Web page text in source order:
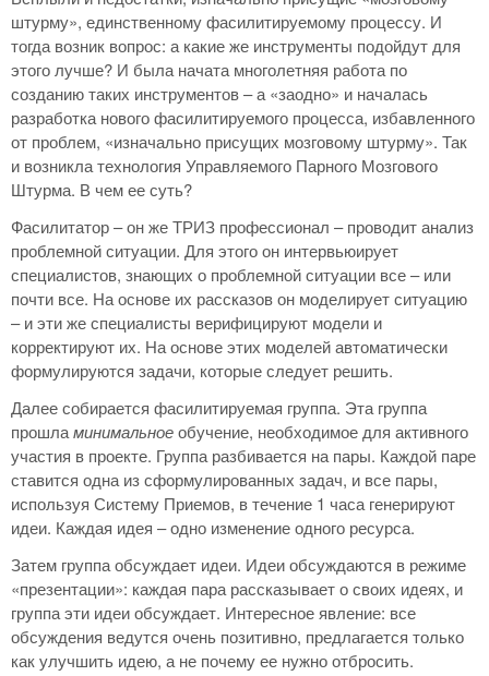
штурму», единственному фасилитируемому процессу. И
тогда возник вопрос: а какие же инструменты подойдут для
этого лучше? И была начата многолетняя работа по
созданию таких инструментов – а «заодно» и началась
разработка нового фасилитируемого процесса, избавленного
от проблем, «изначально присущих мозговому штурму». Так
и возникла технология Управляемого Парного Мозгового
Штурма. В чем ее суть?
Фасилитатор – он же ТРИЗ профессионал – проводит анализ
проблемной ситуации. Для этого он интервьюирует
специалистов, знающих о проблемной ситуации все – или
почти все. На основе их рассказов он моделирует ситуацию
– и эти же специалисты верифицируют модели и
корректируют их. На основе этих моделей автоматически
формулируются задачи, которые следует решить.
Далее собирается фасилитируемая группа. Эта группа
прошламинимальноеобучение, необходимое для активного
участия в проекте. Группа разбивается на пары. Каждой паре
ставится одна из сформулированных задач, и все пары,
используя Систему Приемов, в течение 1 часа генерируют
идеи. Каждая идея – одно изменение одного ресурса.
Затем группа обсуждает идеи. Идеи обсуждаются в режиме
«презентации»: каждая пара рассказывает о своих идеях, и
группа эти идеи обсуждает. Интересное явление: все
обсуждения ведутся очень позитивно, предлагается только
как улучшить идею, а не почему ее нужно отбросить.